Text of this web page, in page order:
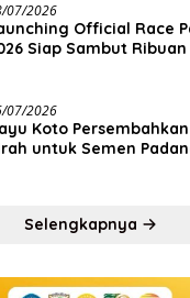
07/2026
Official Race
Siap Sambut Ribuan
07/2026
Koto
untuk Semen
Selengkapnya